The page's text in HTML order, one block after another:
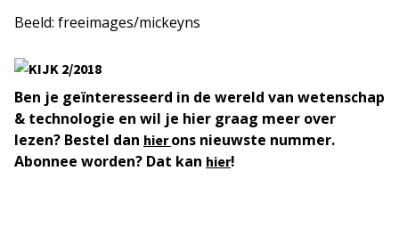
Beeld: freeimages/mickeyns
Ben je geïnteresseerd in de wereld van wetenschap
& technologie en wil je hier graag meer over
lezen? Bestel dan hierons nieuwste nummer.
Abonnee worden? Dat kan hier!